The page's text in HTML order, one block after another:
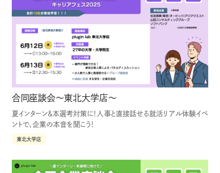
合同座談会〜東北大学店〜
夏インターン＆本選考対策に！人事と直接話せる就活リアル体験イベ
ントで、企業の本音を聞こう！
東北大学店